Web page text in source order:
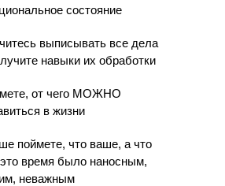
состояние
выписывать все дела
навыки их обработки
поймете, что ваше, а что
время было наносным,
неважным
от чего МОЖНО
в жизни